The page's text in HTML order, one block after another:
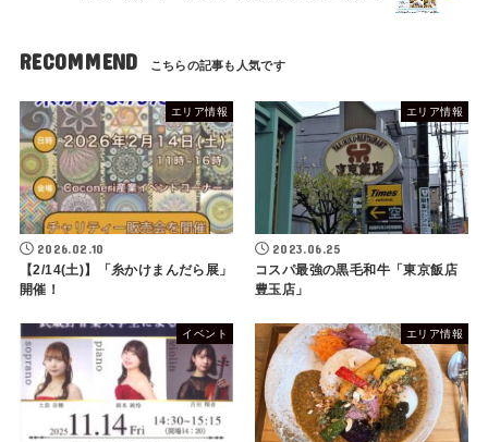
RECOMMEND
エリア情報
2026.02.10
【2/14(土)】「糸かけまんだら展」
開催！
エリア情報
2023.06.25
コスパ最強の黒毛和牛「東京飯店
豊玉店」
イベント エリア情報